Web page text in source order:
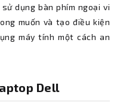
dụng bàn phím ngoại vi
muốn và tạo điều kiện
máy tính một cách an
Dell